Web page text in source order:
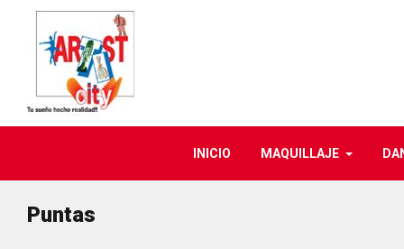
INICIO MAQUILLAJE
Puntas